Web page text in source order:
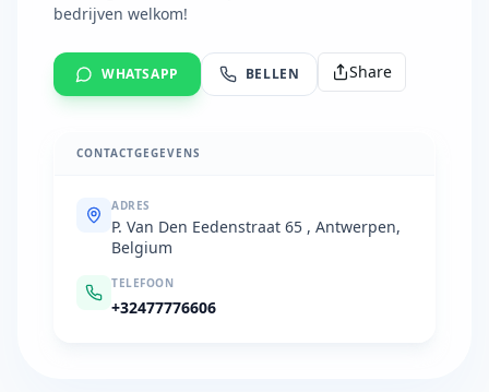
bedrijven welkom!
WHATSAPP BELLEN Share
CONTACTGEGEVENS
ADRES
P. Van Den Eedenstraat 65 , Antwerpen,
Belgium
TELEFOON
+32477776606